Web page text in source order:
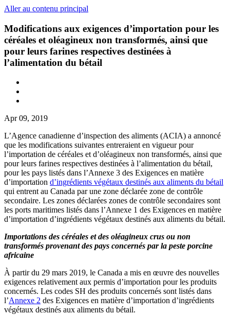
Aller au contenu principal
Modifications aux exigences d’importation pour les
céréales et oléagineux non transformés, ainsi que
pour leurs farines respectives destinées à
l’alimentation du bétail
Apr 09, 2019
L’Agence canadienne d’inspection des aliments (ACIA) a annoncé
que les modifications suivantes entreraient en vigueur pour
l’importation de céréales et d’oléagineux non transformés, ainsi que
pour leurs farines respectives destinées à l’alimentation du bétail,
pour les pays listés dans l’Annexe 3 des Exigences en matière
d’importation d’ingrédients végétaux destinés aux aliments du bétail
qui entrent au Canada par une zone déclarée zone de contrôle
secondaire. Les zones déclarées zones de contrôle secondaires sont
les ports maritimes listés dans l’Annexe 1 des Exigences en matière
d’importation d’ingrédients végétaux destinés aux aliments du bétail.
Importations des céréales et des oléagineux crus ou non
transformés provenant des pays concernés par la peste porcine
africaine
À partir du 29 mars 2019, le Canada a mis en œuvre des nouvelles
exigences relativement aux permis d’importation pour les produits
concernés. Les codes SH des produits concernés sont listés dans
l’Annexe 2 des Exigences en matière d’importation d’ingrédients
végétaux destinés aux aliments du bétail.